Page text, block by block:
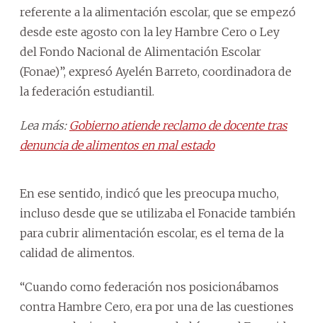
referente a la alimentación escolar, que se empezó
desde este agosto con la ley Hambre Cero o Ley
del Fondo Nacional de Alimentación Escolar
(Fonae)”, expresó Ayelén Barreto, coordinadora de
la federación estudiantil.
Lea más: Gobierno atiende reclamo de docente tras
denuncia de alimentos en mal estado
En ese sentido, indicó que les preocupa mucho,
incluso desde que se utilizaba el Fonacide también
para cubrir alimentación escolar, es el tema de la
calidad de alimentos.
“Cuando como federación nos posicionábamos
contra Hambre Cero, era por una de las cuestiones